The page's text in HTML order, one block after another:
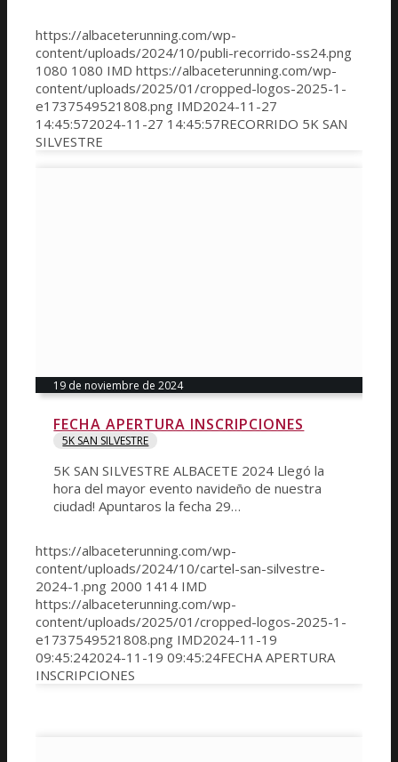
https://albaceterunning.com/wp-
content/uploads/2024/10/publi-recorrido-ss24.png
1080 1080 IMD https://albaceterunning.com/wp-
content/uploads/2025/01/cropped-logos-2025-1-
e1737549521808.png IMD2024-11-27
14:45:572024-11-27 14:45:57RECORRIDO 5K SAN
SILVESTRE
FECHA APERTURA INSCRIPCIONES
5K SAN SILVESTRE
5K SAN SILVESTRE ALBACETE 2024 Llegó la
hora del mayor evento navideño de nuestra
ciudad! Apuntaros la fecha 29…
19 de noviembre de 2024
https://albaceterunning.com/wp-
content/uploads/2024/10/cartel-san-silvestre-
2024-1.png 2000 1414 IMD
https://albaceterunning.com/wp-
content/uploads/2025/01/cropped-logos-2025-1-
e1737549521808.png IMD2024-11-19
09:45:242024-11-19 09:45:24FECHA APERTURA
INSCRIPCIONES